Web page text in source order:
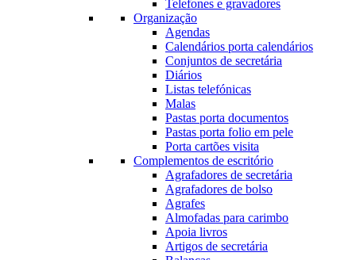
Telefones e gravadores
Organização
Agendas
Calendários porta calendários
Conjuntos de secretária
Diários
Listas telefónicas
Malas
Pastas porta documentos
Pastas porta folio em pele
Porta cartões visita
Complementos de escritório
Agrafadores de secretária
Agrafadores de bolso
Agrafes
Almofadas para carimbo
Apoia livros
Artigos de secretária